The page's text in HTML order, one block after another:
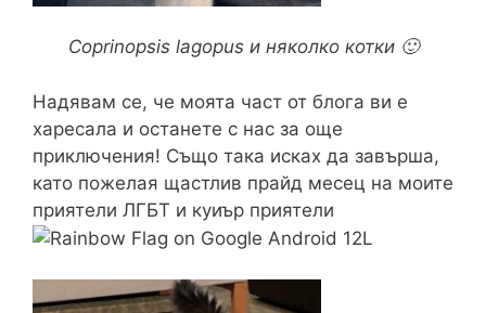
Coprinopsis lagopus и няколко котки 🙂
Надявам се, че моята част от блога ви е
харесала и останете с нас за още
приключения! Също така исках да завърша,
като пожелая щастлив прайд месец на моите
приятели ЛГБТ и куиър приятели